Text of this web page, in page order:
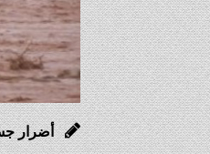
أضرار